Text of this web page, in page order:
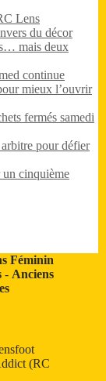
Lens
du décor
mais deux
continue
mieux l’ouvrir
fermés samedi
pour défier
cinquième
Féminin
- Anciens
(RC